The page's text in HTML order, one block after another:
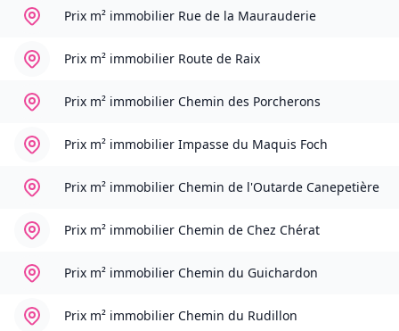
Prix m² immobilier Rue de la Maurauderie
Prix m² immobilier Route de Raix
Prix m² immobilier Chemin des Porcherons
Prix m² immobilier Impasse du Maquis Foch
Prix m² immobilier Chemin de l'Outarde Canepetière
Prix m² immobilier Chemin de Chez Chérat
Prix m² immobilier Chemin du Guichardon
Prix m² immobilier Chemin du Rudillon